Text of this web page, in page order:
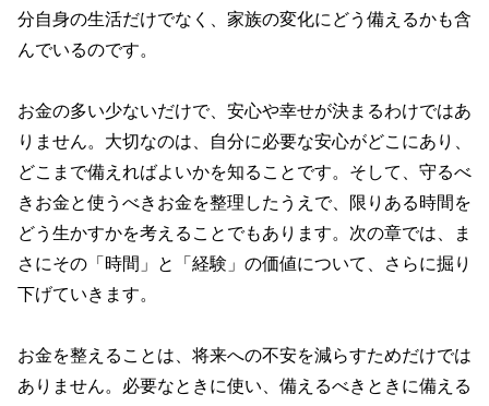
分自身の生活だけでなく、家族の変化にどう備えるかも含
んでいるのです。
お金の多い少ないだけで、安心や幸せが決まるわけではあ
りません。大切なのは、自分に必要な安心がどこにあり、
どこまで備えればよいかを知ることです。そして、守るべ
きお金と使うべきお金を整理したうえで、限りある時間を
どう生かすかを考えることでもあります。次の章では、ま
さにその「時間」と「経験」の価値について、さらに掘り
下げていきます。
お金を整えることは、将来への不安を減らすためだけでは
ありません。必要なときに使い、備えるべきときに備える